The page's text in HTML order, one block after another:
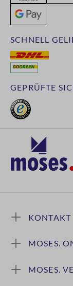
GEPRÜFTE
SCHNELL
KONTAKT
MOSES.
MOSES.